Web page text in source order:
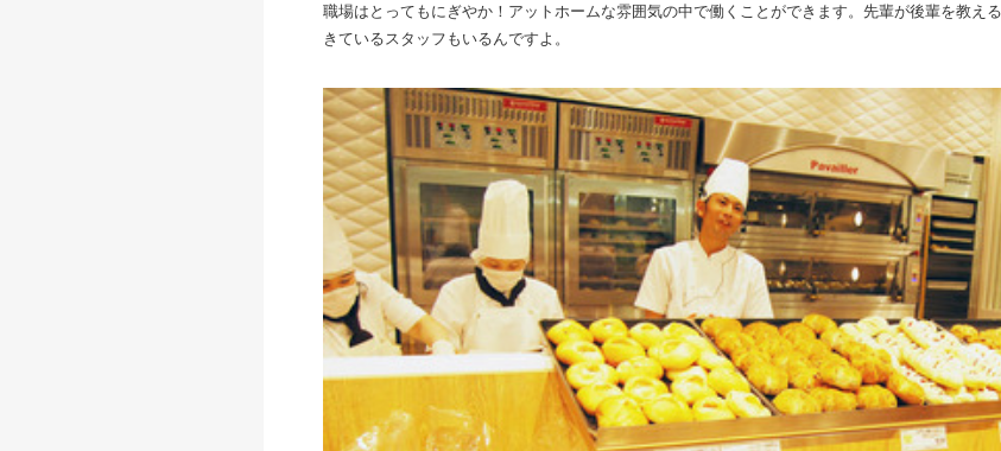
職場はとってもにぎやか！アットホームな雰囲気の中で働くことができます。先輩が後輩を教え
きているスタッフもいるんですよ。